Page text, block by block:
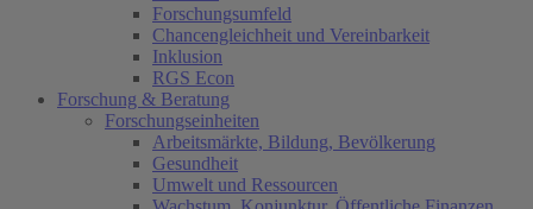
Forschungsumfeld
Chancengleichheit und Vereinbarkeit
Inklusion
RGS Econ
Forschung & Beratung
Forschungseinheiten
Arbeitsmärkte, Bildung, Bevölkerung
Gesundheit
Umwelt und Ressourcen